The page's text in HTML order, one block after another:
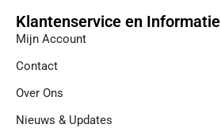
Klantenservice en Informatie
Mijn Account
Contact
Over Ons
Nieuws & Updates